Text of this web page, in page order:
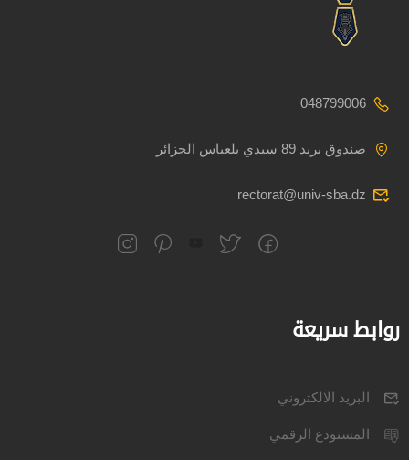
048799006
صندوق بريد 89 سيدي بلعباس الجزائر
rectorat@univ-sba.dz
روابط سريعة
البريد الالكتروني
المستودع الرقمي